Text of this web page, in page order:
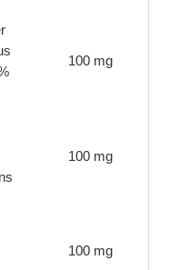
100 mg
100 mg
100 mg